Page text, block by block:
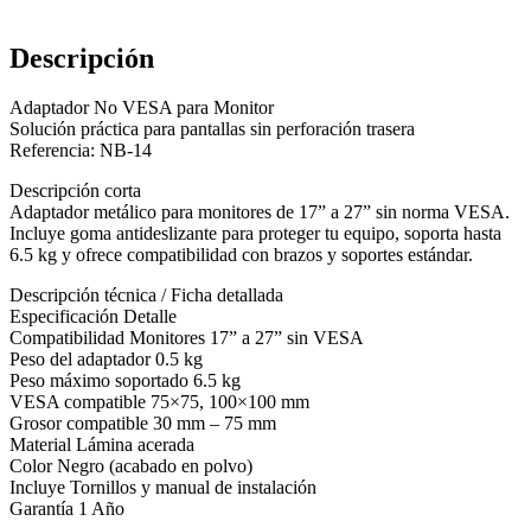
Descripción
Adaptador No VESA para Monitor
Solución práctica para pantallas sin perforación trasera
Referencia: NB-14
Descripción corta
Adaptador metálico para monitores de 17” a 27” sin norma VESA.
Incluye goma antideslizante para proteger tu equipo, soporta hasta
6.5 kg y ofrece compatibilidad con brazos y soportes estándar.
Descripción técnica / Ficha detallada
Especificación Detalle
Compatibilidad Monitores 17” a 27” sin VESA
Peso del adaptador 0.5 kg
Peso máximo soportado 6.5 kg
VESA compatible 75×75, 100×100 mm
Grosor compatible 30 mm – 75 mm
Material Lámina acerada
Color Negro (acabado en polvo)
Incluye Tornillos y manual de instalación
Garantía 1 Año